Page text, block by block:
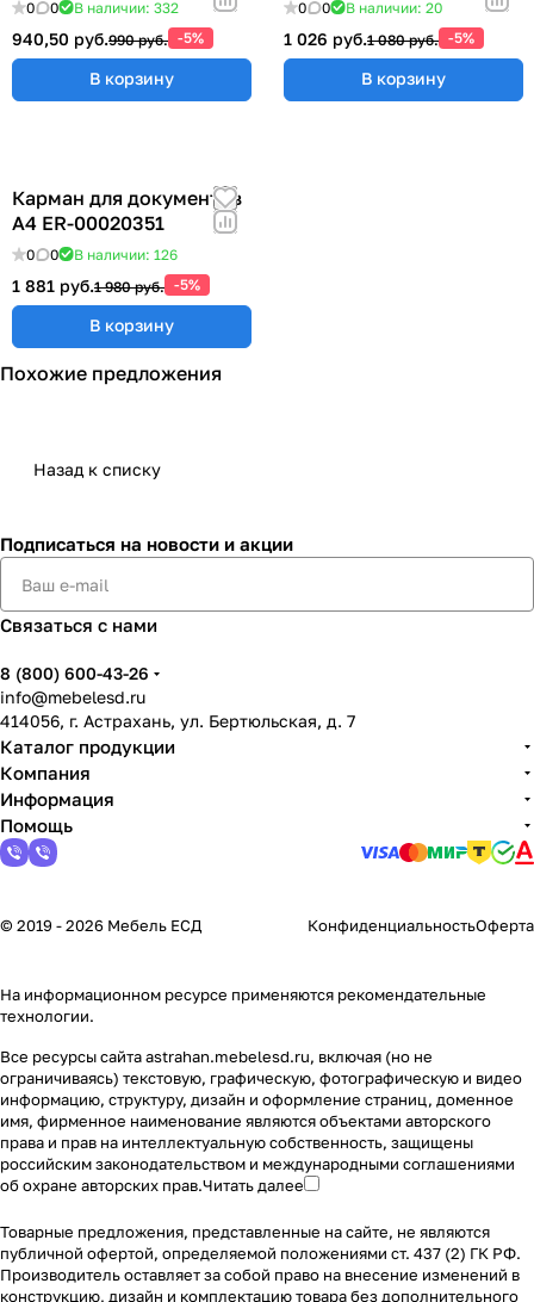
0 0 В наличии: 332
940,50 руб.990 руб. -5%
В корзину
0 0 В наличии: 20
1 026 руб.1 080 руб. -5%
В корзину
Карман для документов
А4 ER-00020351
0 0 В наличии: 126
1 881 руб.1 980 руб. -5%
В корзину
Похожие предложения
Назад к списку
Подписаться на новости и акции
Связаться с нами
8 (800) 600-43-26
info@mebelesd.ru
414056, г. Астрахань, ул. Бертюльская, д. 7
Каталог продукции
Компания
Информация
Помощь
© 2019 - 2026 Мебель ЕСД КонфиденциальностьОферта
На информационном ресурсе применяются рекомендательные
технологии.
Все ресурсы сайта astrahan.mebelesd.ru, включая (но не
ограничиваясь) текстовую, графическую, фотографическую и видео
информацию, структуру, дизайн и оформление страниц, доменное
имя, фирменное наименование являются объектами авторского
права и прав на интеллектуальную собственность, защищены
российским законодательством и международными соглашениями
об охране авторских прав.Читать далее
Товарные предложения, представленные на сайте, не являются
публичной офертой, определяемой положениями ст. 437 (2) ГК РФ.
Производитель оставляет за собой право на внесение изменений в
конструкцию, дизайн и комплектацию товара без дополнительного